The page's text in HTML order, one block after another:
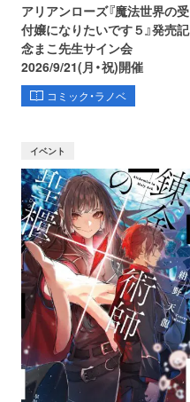
アリアンローズ『魔法世界の受
付嬢になりたいです５』発売記
念まこ先生サイン会
2026/9/21(月・祝)開催
コミック・ラノベ
イベント